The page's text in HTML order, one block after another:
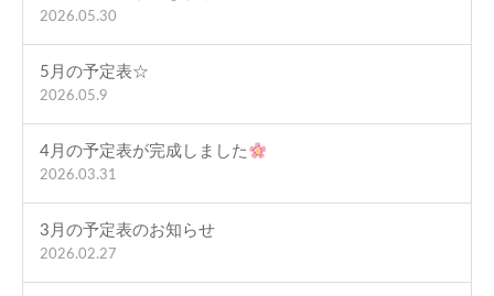
2026.05.30
5月の予定表☆
2026.05.9
4月の予定表が完成しました
2026.03.31
3月の予定表のお知らせ
2026.02.27